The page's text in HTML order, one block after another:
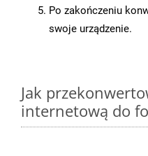
Po zakończeniu
swoje urządzenie.
Jak
internetową do